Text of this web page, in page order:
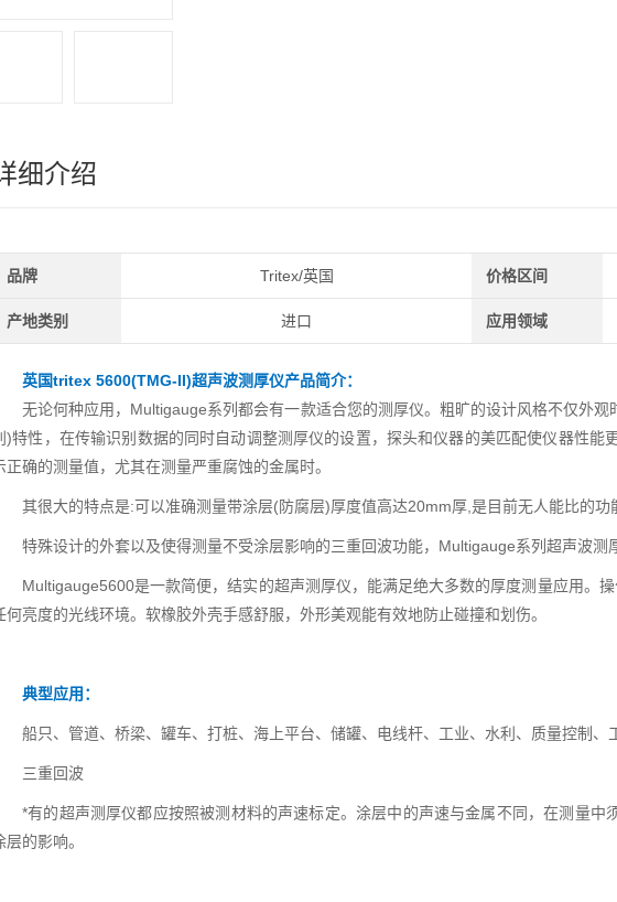
细介绍
品牌 Tritex/英国 价格区间
产地类别 进口 应用领域
英国tritex 5600(TMG-II)超声波测厚仪产品简介：
无论何种应用，Multigauge系列都会有一款适合您的测厚仪。粗旷的设计风格不仅外
)特性，在传输识别数据的同时自动调整测厚仪的设置，探头和仪器的美匹配使仪器性能
正确的测量值，尤其在测量严重腐蚀的金属时。
其很大的特点是:可以准确测量带涂层(防腐层)厚度值高达20mm厚,是目前无人能比的功
特殊设计的外套以及使得测量不受涂层影响的三重回波功能，Multigauge系列超声波测
Multigauge5600是一款简便，结实的超声测厚仪，能满足绝大多数的厚度测量应用。
何亮度的光线环境。软橡胶外壳手感舒服，外形美观能有效地防止碰撞和划伤。
典型应用：
船只、管道、桥梁、罐车、打桩、海上平台、储罐、电线杆、工业、水利、质量控制、
三重回波
*有的超声测厚仪都应按照被测材料的声速标定。涂层中的声速与金属不同，在测量中
层的影响。